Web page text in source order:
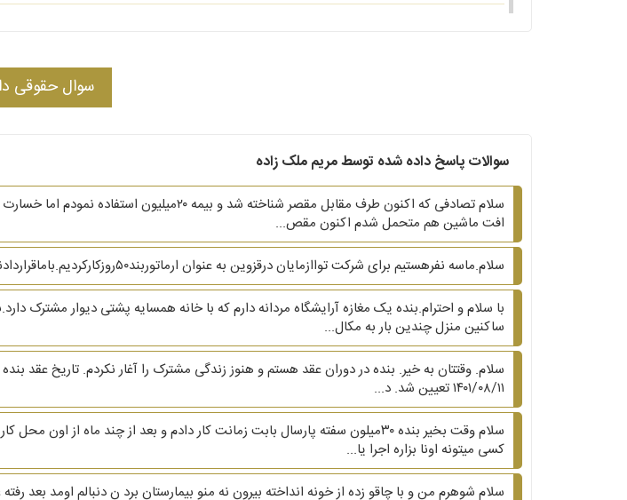
سوال حقوقی
سوالات پاسخ داده شده توسط مریم ملک زاده
افت ماشین هم متحمل شدم اکنون مقص...
سلام.ماسه نفرهستیم برای شرکت تواازمایان درقزوین به عنوان ارماتوربند۵۰روزکارکردیم.باماقراردادنبسته اندمارو۵شنبه ۱۷-۶-۱۴۰۱اخراج کردن زورمیگن به ماپول نمیدن ماروراهنمایی کنید
با سلام و احترام.بنده یک مغازه آرایشگاه مردانه دارم که با خانه همسایه پشتی دیوار مشترک
ساکنین منزل چندین بار به مکال...
۱۴۰۱/۰۸/۱۱ تعیین شد. د...
سلام وقت بخیر بنده ۳۰میلون سفته پارسال بابت زمانت کار دادم و بعد از چند ماه
کسی میتونه اونا بزاره اجرا یا...
سلام شوهرم من و با چاقو زده از خونه انداخته بیرون نه منو بیمارستان برد ن دنبالم اومد بعد